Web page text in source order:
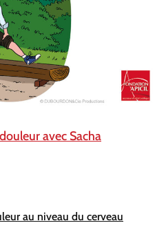
avec Sacha
au niveau du cerveau